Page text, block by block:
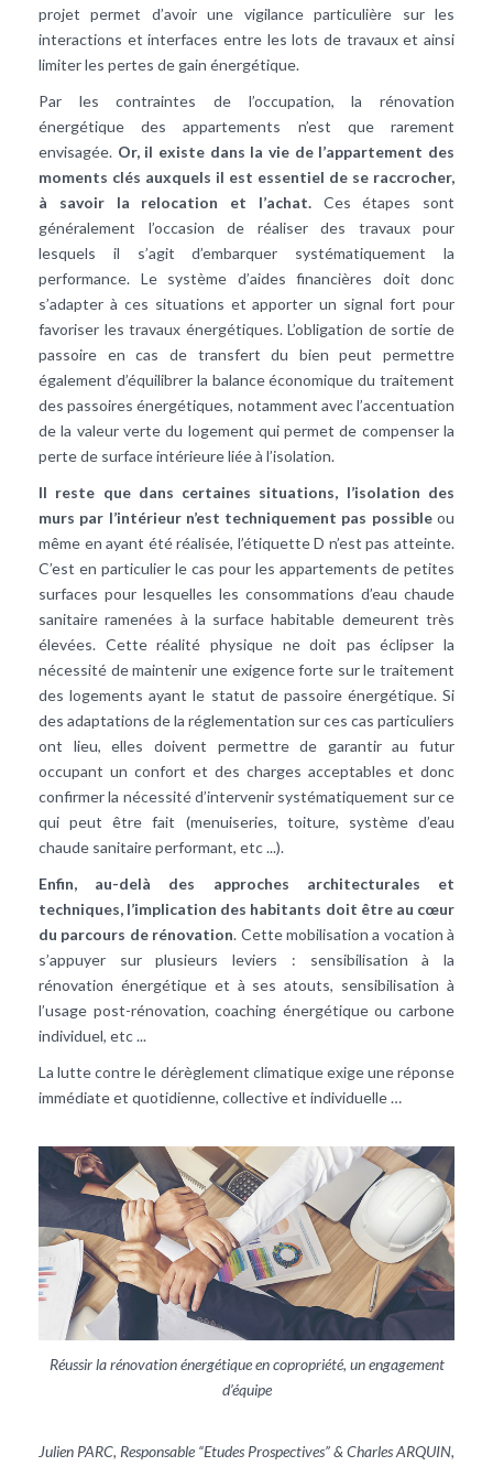
projet permet d’avoir une vigilance particulière sur les
interactions et interfaces entre les lots de travaux et ainsi
limiter les pertes de gain énergétique.
Par les contraintes de l’occupation, la rénovation
énergétique des appartements n’est que rarement
envisagée. Or, il existe dans la vie de l’appartement des
moments clés auxquels il est essentiel de se raccrocher,
à savoir la relocation et l’achat.Ces étapes sont
généralement l’occasion de réaliser des travaux pour
lesquels il s’agit d’embarquer systématiquement la
performance. Le système d’aides financières doit donc
s’adapter à ces situations et apporter un signal fort pour
favoriser les travaux énergétiques. L’obligation de sortie de
passoire en cas de transfert du bien peut permettre
également d’équilibrer la balance économique du traitement
des passoires énergétiques, notamment avec l’accentuation
de la valeur verte du logement qui permet de compenser la
perte de surface intérieure liée à l’isolation.
Il reste que dans certaines situations, l’isolation des
murs par l’intérieur n’est techniquement pas possibleou
même en ayant été réalisée, l’étiquette D n’est pas atteinte.
C’est en particulier le cas pour les appartements de petites
surfaces pour lesquelles les consommations d’eau chaude
sanitaire ramenées à la surface habitable demeurent très
élevées. Cette réalité physique ne doit pas éclipser la
nécessité de maintenir une exigence forte sur le traitement
des logements ayant le statut de passoire énergétique. Si
des adaptations de la réglementation sur ces cas particuliers
ont lieu, elles doivent permettre de garantir au futur
occupant un confort et des charges acceptables et donc
confirmer la nécessité d’intervenir systématiquement sur ce
qui peut être fait (menuiseries, toiture, système d’eau
chaude sanitaire performant, etc ...).
Enfin, au-delà des approches architecturales et
techniques, l’implication des habitants doit être au cœur
du parcours de rénovation. Cette mobilisation a vocation à
s’appuyer sur plusieurs leviers : sensibilisation à la
rénovation énergétique et à ses atouts, sensibilisation à
l’usage post-rénovation, coaching énergétique ou carbone
individuel, etc ...
La lutte contre le dérèglement climatique exige une réponse
immédiate et quotidienne, collective et individuelle …
Réussir la rénovation énergétique en copropriété, un engagement
d’équipe
Julien PARC, Responsable “Etudes Prospectives” & Charles ARQUIN,